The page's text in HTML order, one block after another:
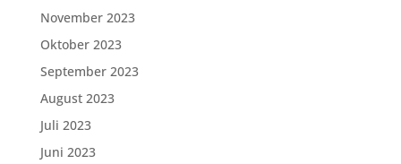
November 2023
Oktober 2023
September 2023
August 2023
Juli 2023
Juni 2023